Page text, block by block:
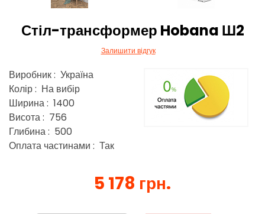
Стіл-трансформер Hobana Ш2
Залишити відгук
Виробник : Україна
Колір : На вибір
Ширина : 1400
Висота : 756
Глибина : 500
Оплата частинами : Так
5 178 грн.